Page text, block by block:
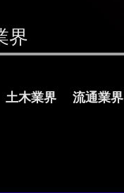
界
土木業界 流通業界